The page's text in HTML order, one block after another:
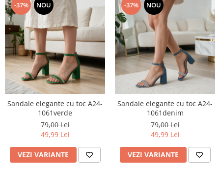
-37% NOU
Sandale elegante cu toc A24-
1061verde
79,00 Lei
49,99 Lei
VEZI VARIANTE
-37% NOU
Sandale elegante cu toc A24-
1061denim
79,00 Lei
49,99 Lei
VEZI VARIANTE